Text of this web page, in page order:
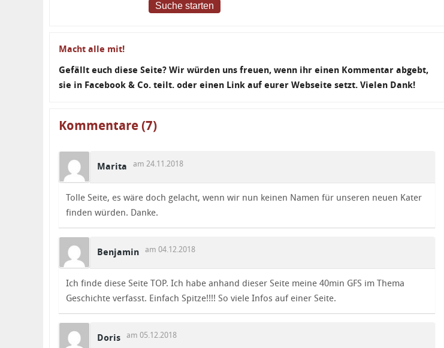
Suche starten
Macht alle mit!
Gefällt euch diese Seite? Wir würden uns freuen, wenn ihr einen Kommentar abgebt,
sie in Facebook & Co. teilt. oder einen Link auf eurer Webseite setzt. Vielen Dank!
Kommentare (7)
Marita am 24.11.2018
Tolle Seite, es wäre doch gelacht, wenn wir nun keinen Namen für unseren neuen Kater
finden würden. Danke.
Benjamin am 04.12.2018
Ich finde diese Seite TOP. Ich habe anhand dieser Seite meine 40min GFS im Thema
Geschichte verfasst. Einfach Spitze!!!! So viele Infos auf einer Seite.
Doris am 05.12.2018